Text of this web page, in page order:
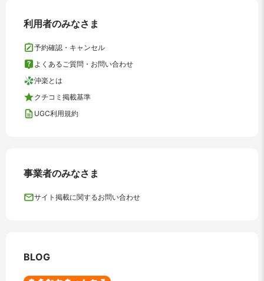
利用者のみなさま
予約確認・キャンセル
よくあるご質問・お問い合わせ
沖楽とは
クチコミ掲載基準
UGC利用規約
事業者のみなさま
サイト掲載に関するお問い合わせ
BLOG